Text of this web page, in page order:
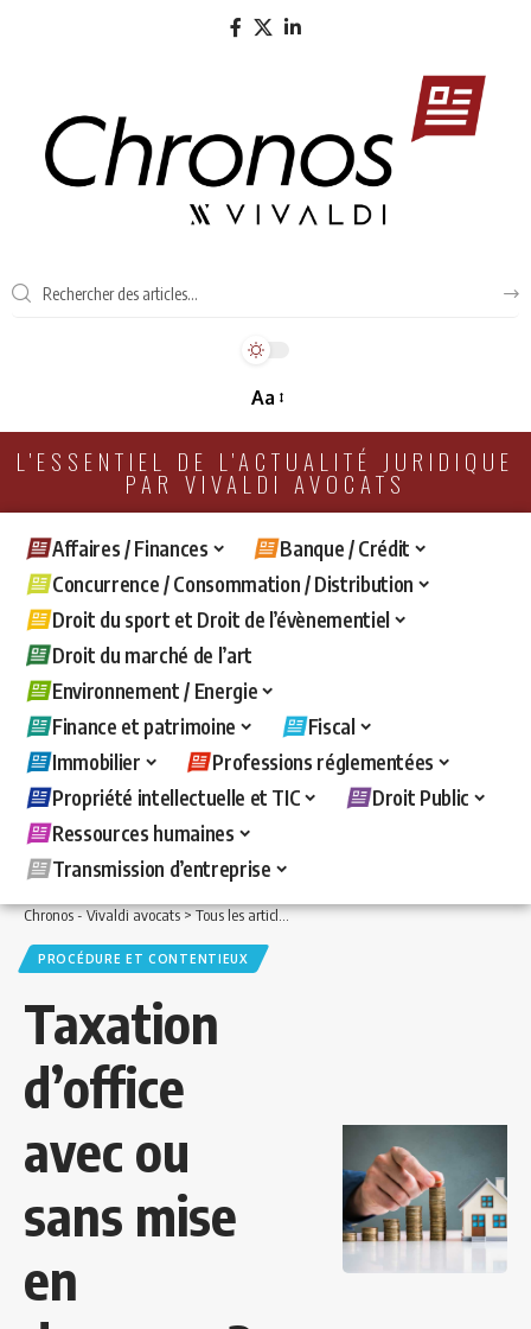
Aa
L'ESSENTIEL DE L'ACTUALITÉ JURIDIQUE
PAR VIVALDI AVOCATS
Affaires / Finances
Banque / Crédit
Concurrence / Consommation / Distribution
Droit du sport et Droit de l’évènementiel
Droit du marché de l’art
Environnement / Energie
Finance et patrimoine
Fiscal
Immobilier
Professions réglementées
Propriété intellectuelle et TIC
Droit Public
Ressources humaines
Transmission d’entreprise
Chronos - Vivaldi avocats>Tous les articles >Fiscal>Procédure et contentieux>
PROCÉDURE ET CONTENTIEUX
Taxation
d’office
avec ou
sans mise
en